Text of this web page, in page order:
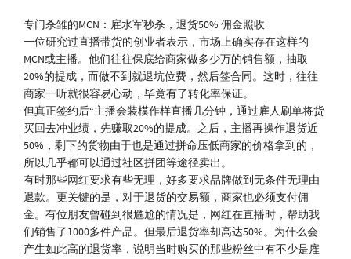
专门杀雏的MCN：雇水军秒杀，退货50% 佣金照收
一位研究过直播带货的创业者表示，市场上确实存在这样的
MCN或主播。他们往往保底给商家做多少万的销售额，抽取
20%的提成，而做不到就退坑位费，然后签合同。这时，往往
商家一听就很容易心动，毕竟有了转化率保证。
但真正签约后“主播会装模作样直播几分钟，通过雇人刷单将货
买回去冲业绩，先赚取20%的提成。之后，主播再操作退货近
50%，剩下的货物由于也是通过拼命压低商家的价格拿到的，
所以几乎都可以通过社区拼团等途径卖出。
有时那些网红要求有些无理，好多要求品牌做到无条件无理由
退款。更关键的是，对于退货的交易额，商家也必须支付佣
金。有位朋友曾碰到很尴尬的情况是，网红在直播时，帮助我
们销售了1000多件产品。但最后退货率却高达50%。为什么会
产生如此高的退货率，说明当时购买的那些粉丝中有不少是雇